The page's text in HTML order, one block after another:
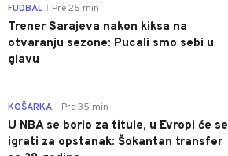
FUDBAL Pre 25 min
Trener Sarajeva nakon kiksa na
otvaranju sezone: Pucali smo sebi u
glavu
KOŠARKA Pre 35 min
U NBA se borio za titule, u Evropi će se
igrati za opstanak: Šokantan transfer